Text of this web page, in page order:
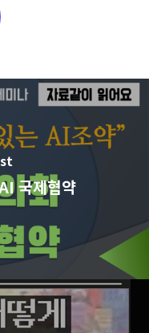
국제협약